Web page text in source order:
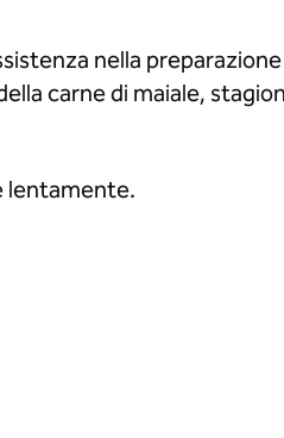
nella
carne di maiale,
lentamente.